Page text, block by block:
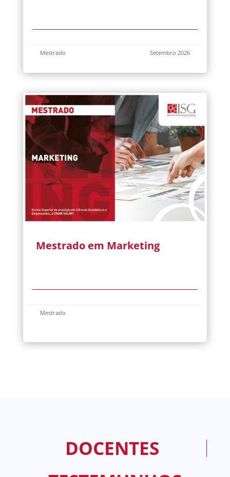
Mestrado Setembro 2026
Mestrado em Marketing
Mestrado
DOCENTES